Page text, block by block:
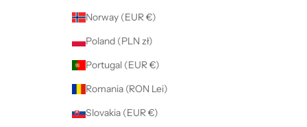
Norway (EUR €)
Poland (PLN zł)
Portugal (EUR €)
Romania (RON Lei)
Slovakia (EUR €)